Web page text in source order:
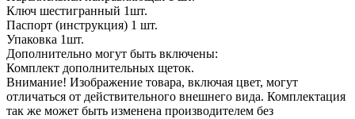
Ключ шестигранный 1шт.
Паспорт (инструкция) 1 шт.
Упаковка 1шт.
Дополнительно могут быть включены:
Комплект дополнительных щеток.
Внимание! Изображение товара, включая цвет, могут
отличаться от действительного внешнего вида. Комплектация
так же может быть изменена производителем без